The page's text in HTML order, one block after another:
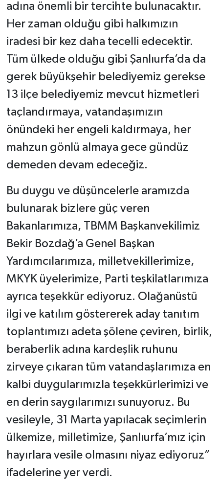
adına önemli bir tercihte bulunacaktır.
Her zaman olduğu gibi halkımızın
iradesi bir kez daha tecelli edecektir.
Tüm ülkede olduğu gibi Şanlıurfa’da da
gerek büyükşehir belediyemiz gerekse
13 ilçe belediyemiz mevcut hizmetleri
taçlandırmaya, vatandaşımızın
önündeki her engeli kaldırmaya, her
mahzun gönlü almaya gece gündüz
demeden devam edeceğiz.
Bu duygu ve düşüncelerle aramızda
bulunarak bizlere güç veren
Bakanlarımıza, TBMM Başkanvekilimiz
Bekir Bozdağ’a Genel Başkan
Yardımcılarımıza, milletvekillerimize,
MKYK üyelerimize, Parti teşkilatlarımıza
ayrıca teşekkür ediyoruz. Olağanüstü
ilgi ve katılım göstererek aday tanıtım
toplantımızı adeta şölene çeviren, birlik,
beraberlik adına kardeşlik ruhunu
zirveye çıkaran tüm vatandaşlarımıza en
kalbi duygularımızla teşekkürlerimizi ve
en derin saygılarımızı sunuyoruz. Bu
vesileyle, 31 Marta yapılacak seçimlerin
ülkemize, milletimize, Şanlıurfa’mız için
hayırlara vesile olmasını niyaz ediyoruz”
ifadelerine yer verdi.